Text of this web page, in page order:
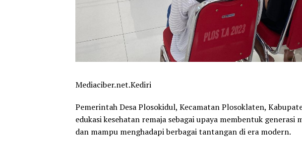
Mediaciber.net.Kediri
Pemerintah Desa Plosokidul, Kecamatan Plosoklaten,
edukasi kesehatan remaja sebagai upaya membentuk generasi
dan mampu menghadapi berbagai tantangan di era modern.